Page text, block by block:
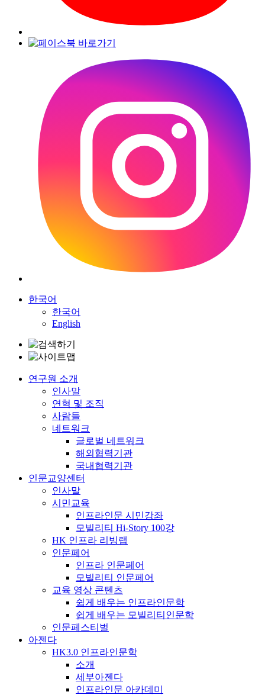
한국어
한국어
English
연구원 소개
인사말
연혁 및 조직
사람들
네트워크
글로벌 네트워크
해외협력기관
국내협력기관
인문교양센터
인사말
시민교육
인프라인문 시민강좌
모빌리티 Hi-Story 100강
HK 인프라 리빙랩
인문페어
인프라 인문페어
모빌리티 인문페어
교육 영상 콘텐츠
쉽게 배우는 인프라인문학
쉽게 배우는 모빌리티인문학
인문페스티벌
아젠다
HK3.0 인프라인문학
소개
세부아젠다
인프라인문 아카데미